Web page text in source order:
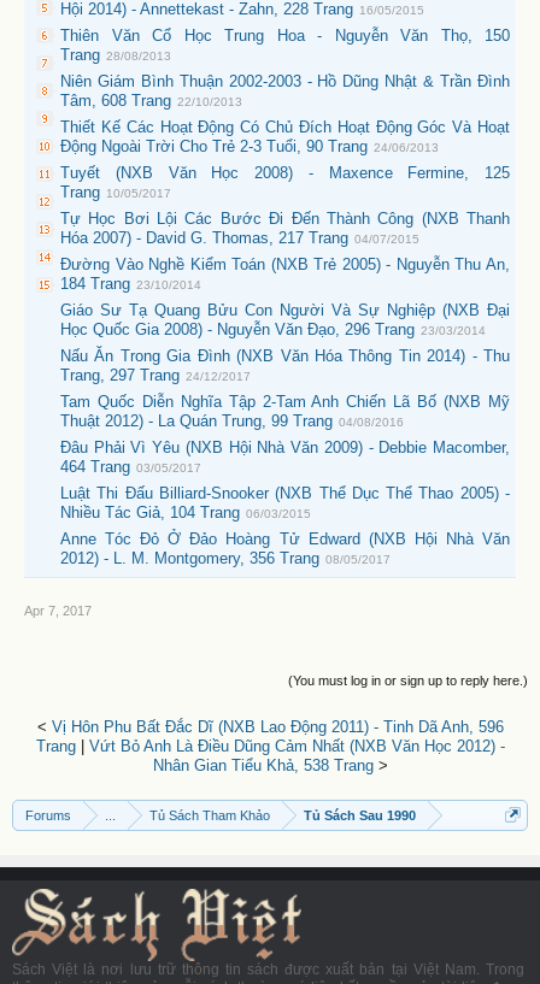
Hội 2014) - Annettekast - Zahn, 228 Trang 16/05/2015
Thiên Văn Cổ Học Trung Hoa - Nguyễn Văn Thọ, 150
Trang 28/08/2013
Niên Giám Bình Thuận 2002-2003 - Hồ Dũng Nhật & Trần Đình
Tâm, 608 Trang 22/10/2013
Thiết Kế Các Hoạt Động Có Chủ Đích Hoạt Động Góc Và Hoạt
Động Ngoài Trời Cho Trẻ 2-3 Tuổi, 90 Trang 24/06/2013
Tuyết (NXB Văn Học 2008) - Maxence Fermine, 125
Trang 10/05/2017
Tự Học Bơi Lội Các Bước Đi Đến Thành Công (NXB Thanh
Hóa 2007) - David G. Thomas, 217 Trang 04/07/2015
Đường Vào Nghề Kiểm Toán (NXB Trẻ 2005) - Nguyễn Thu An,
184 Trang 23/10/2014
Giáo Sư Tạ Quang Bửu Con Người Và Sự Nghiệp (NXB Đại
Học Quốc Gia 2008) - Nguyễn Văn Đạo, 296 Trang 23/03/2014
Nấu Ăn Trong Gia Đình (NXB Văn Hóa Thông Tin 2014) - Thu
Trang, 297 Trang 24/12/2017
Tam Quốc Diễn Nghĩa Tập 2-Tam Anh Chiến Lã Bố (NXB Mỹ
Thuật 2012) - La Quán Trung, 99 Trang 04/08/2016
Đâu Phải Vì Yêu (NXB Hội Nhà Văn 2009) - Debbie Macomber,
464 Trang 03/05/2017
Luật Thi Đấu Billiard-Snooker (NXB Thể Dục Thể Thao 2005) -
Nhiều Tác Giả, 104 Trang 06/03/2015
Anne Tóc Đỏ Ở Đảo Hoàng Tử Edward (NXB Hội Nhà Văn
2012) - L. M. Montgomery, 356 Trang 08/05/2017
Apr 7, 2017
(You must log in or sign up to reply here.)
< Vị Hôn Phu Bất Đắc Dĩ (NXB Lao Động 2011) - Tinh Dã Anh, 596
Trang| Vứt Bỏ Anh Là Điều Dũng Cảm Nhất (NXB Văn Học 2012) -
Nhân Gian Tiểu Khả, 538 Trang>
Forums Tủ Sách Tham Khảo Tủ Sách Sau 1990
Sách Việt là nơi lưu trữ thông tin sách được xuất bản tại Việt Nam. Trong